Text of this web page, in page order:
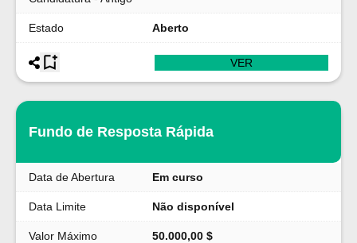
Estado Aberto
VER
Fundo de Resposta Rápida
Data de Abertura Em curso
Data Limite Não disponível
Valor Máximo 50.000,00 $